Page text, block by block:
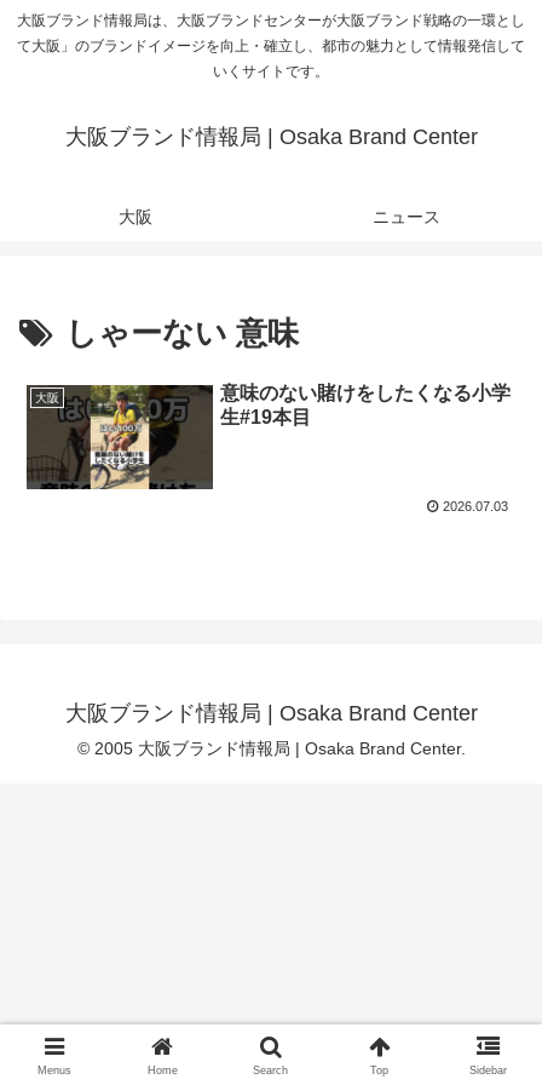
大阪ブランド情報局は、大阪ブランドセンターが大阪ブランド戦略の一環とし
て大阪」のブランドイメージを向上・確立し、都市の魅力として情報発信して
いくサイトです。
大阪ブランド情報局 | Osaka Brand Center
大阪 ニュース
しゃーない 意味
大阪
意味のない賭けをしたくなる小学
生#19本目
2026.07.03
大阪ブランド情報局 | Osaka Brand Center
© 2005 大阪ブランド情報局 | Osaka Brand Center.
Menus Home Search Top Sidebar